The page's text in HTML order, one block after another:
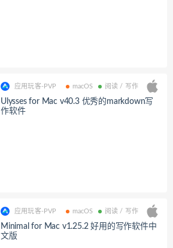
应用玩客-PVP macOS 阅读 / 写作
Ulysses for Mac v40.3 优秀的markdown写
作软件
应用玩客-PVP macOS 阅读 / 写作
Minimal for Mac v1.25.2 好用的写作软件中
文版